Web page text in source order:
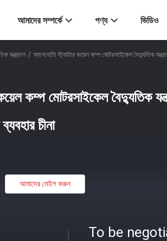
আমাদের সম্পর্কে পণ্য ভিডিও
যন্ত্রাংশ / ম্যাগনেটো স্ট্যাটার কয়েল কম্প মোটরসাইকেল বৈদ্যুতিক
কম্প মোটরসাইকেল বৈদ্যুতিক
চীনা
আমাদের মেইল ​​করুন
To be